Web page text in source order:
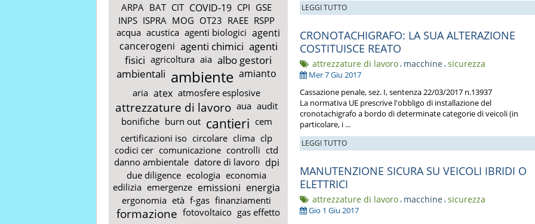
ARPA BAT CIT COVID-19 CPI GSE
INPS ISPRA MOG OT23 RAEE RSPP
acqua acustica agenti biologici agenti
cancerogeni agenti chimici agenti
fisici agricoltura aia albo gestori
ambientali ambiente amianto
aria atex atmosfere esplosive
attrezzature di lavoro aua audit
bonifiche burn out cantieri cem
certificazioni iso circolare clima clp
codici cer comunicazione controlli ctd
danno ambientale datore di lavoro dpi
due diligence ecologia economia
edilizia emergenze emissioni energia
ergonomia età f-gas finanziamenti
formazione fotovoltaico gas effetto
LEGGI TUTTO
CRONOTACHIGRAFO: LA SUA ALTERAZIONE
COSTITUISCE REATO
attrezzature di lavoro, macchine,sicurezza
Mer 7 Giu 2017
Cassazione penale, sez. I, sentenza 22/03/2017 n.13937
La normativa UE prescrive l'obbligo di installazione del
cronotachigrafo a bordo di determinate categorie di veicoli (in
particolare, i ...
LEGGI TUTTO
MANUTENZIONE SICURA SU VEICOLI IBRIDI O
ELETTRICI
attrezzature di lavoro, macchine,sicurezza
Gio 1 Giu 2017